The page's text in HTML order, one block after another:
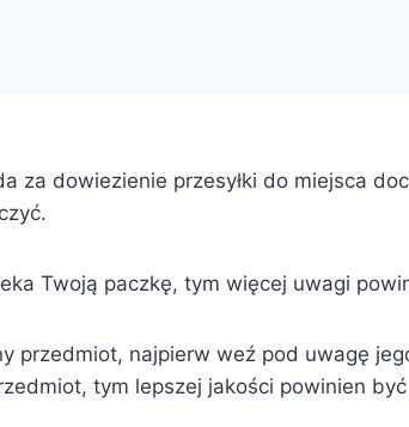
za dowiezienie przesyłki do miejsca
Twoją paczkę, tym więcej uwagi
przedmiot, najpierw weź pod uwagę
tym lepszej jakości powinien